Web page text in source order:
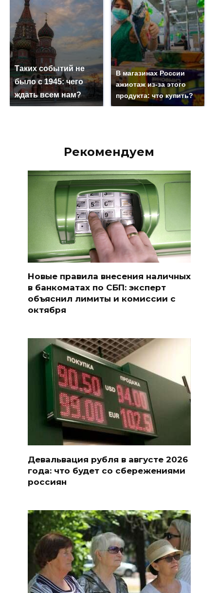
Таких событий не
было с 1945: чего
ждать всем нам?
В магазинах России
ажиотаж из-за этого
продукта: что купить?
Рекомендуем
Новые правила внесения наличных
в банкоматах по СБП: эксперт
объяснил лимиты и комиссии с
октября
Девальвация рубля в августе 2026
года: что будет со сбережениями
россиян